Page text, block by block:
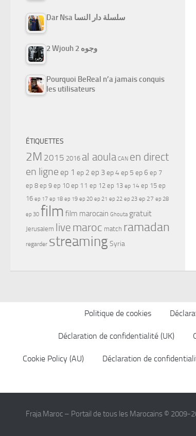
Dar Nsa سلسلة دار النسا
2 Wjouh 2 وجوه
Pourquoi BeReal n’a jamais conquis
les utilisateurs
ÉTIQUETTES
2M 2015 2016 al aoula CAN en direct
en ligne ep 1 ep 2 ep 3ep 4ep 5 ep 6 ep 7
ep 8 ep 9 ep 10 ep 11 ep 12 ep 13 ep 14 ep 15 ep
16 ep 17 ep 18 ep 19 ep 20 ep 21 ep 22 ep 23 ep 27 ep 28
ep 30 film film marocain Ghouta gratuit
Jerusalem live maroc match ramadan
regarder streamingSyria
Politique de cookies
Déclaration de confidentialité (UK)
Cookie Policy (AU) Déclaration de
Fraja Maroc – Portail de tous les Marocains © 2009-